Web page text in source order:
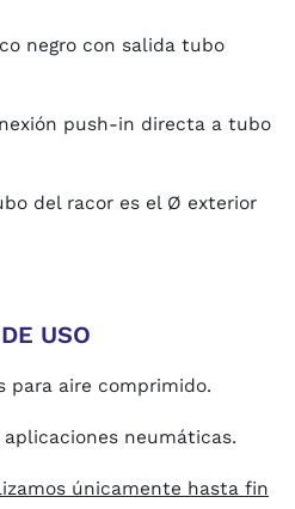
negro con salida tubo
push-in directa a tubo
del racor es el Ø exterior
USO
para aire comprimido.
neumáticas.
únicamente hasta fin